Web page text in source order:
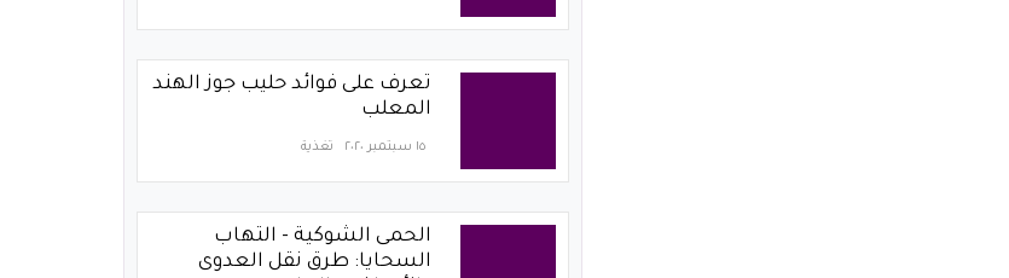
تعرف على فوائد حليب جوز الهند
المعلب
١٥ سبتمبر ٢٠٢٠ تغذية
الحمى الشوكية - التهاب
السحايا: طرق نقل العدوى